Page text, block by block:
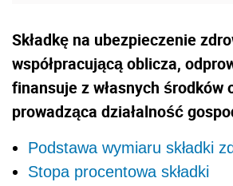
Składkę na ubezpieczenie
współpracującą oblicza,
finansuje z własnych środków
prowadząca działalność
Podstawa wymiaru składki
Stopa procentowa składki